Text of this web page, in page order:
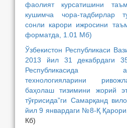
фаолият курсатишини
кушимча чора-тадбирлар
сонли карори ижросини
форматда, 1.01 Mб)
Ўзбекистон Республикаси
2013 йил 31 декабрдаги
Республикасида
технологияларини
баҳолаш тизимини жорий
тўғрисида”ги Самарқанд
йил 9 январдаги №8-Қ Қарори.
Кб)